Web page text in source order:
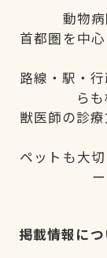
動物
首都圏を中
路線・駅・
ら
獣医師の診
ペットも大
掲載情報につ